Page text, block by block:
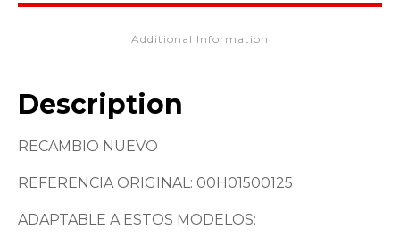
Additional Information
Description
RECAMBIO NUEVO
REFERENCIA ORIGINAL: 00H01500125
ADAPTABLE A ESTOS MODELOS: